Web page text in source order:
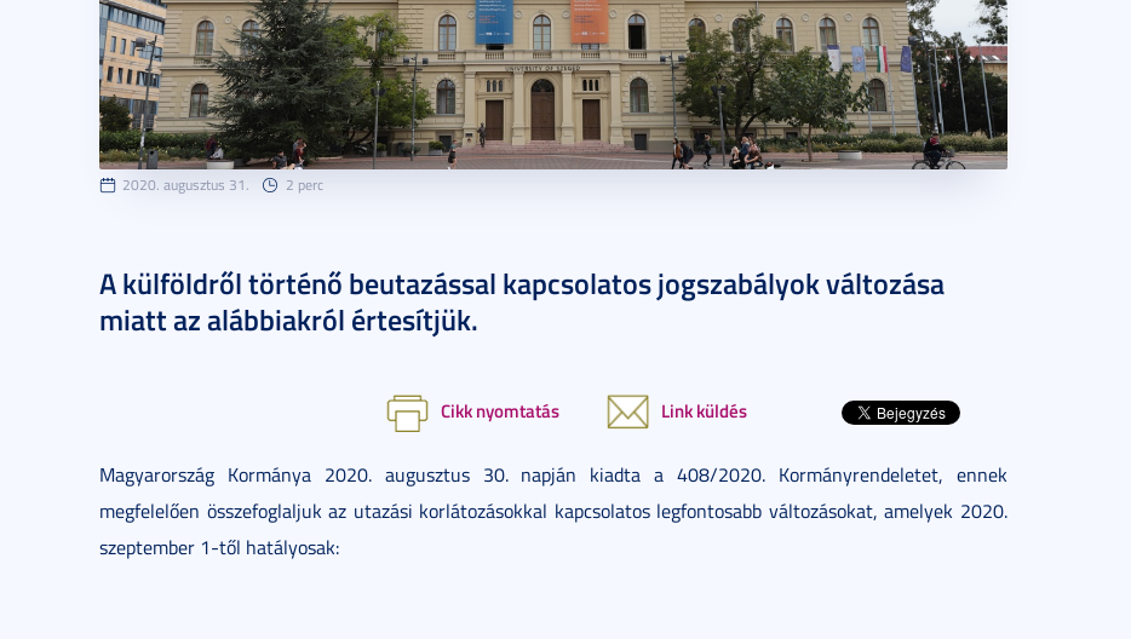
2020. augusztus 31. 2 perc
A külföldről történő beutazással kapcsolatos jogszabályok változása
miatt az alábbiakról értesítjük.
Cikk nyomtatás Link küldés
Magyarország Kormánya 2020. augusztus 30. napján kiadta a 408/2020. Kormányrendeletet, ennek
megfelelően összefoglaljuk az utazási korlátozásokkal kapcsolatos legfontosabb változásokat, amelyek 2020.
szeptember 1-től hatályosak: